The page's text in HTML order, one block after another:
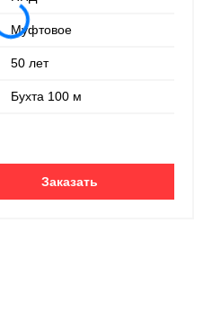
Муфтовое
50 лет
Бухта 100 м
Заказать